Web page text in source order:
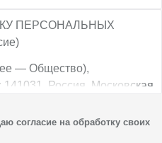
ПЕРСОНАЛЬНЫХ
— Общество),
Россия, Московская
1, является оператором
согласие на обработку своих